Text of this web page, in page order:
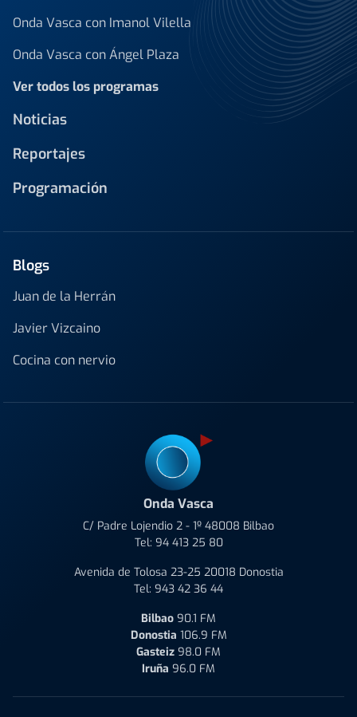
Onda Vasca con Imanol Vilella
Onda Vasca con Ángel Plaza
Ver todos los programas
Noticias
Reportajes
Programación
Blogs
Juan de la Herrán
Javier Vizcaino
Cocina con nervio
Onda Vasca
C/ Padre Lojendio 2 - 1º 48008 Bilbao
Tel: 94 413 25 80
Avenida de Tolosa 23-25 20018 Donostia
Tel: 943 42 36 44
Bilbao 90.1 FM
Donostia 106.9 FM
Gasteiz 98.0 FM
Iruña 96.0 FM